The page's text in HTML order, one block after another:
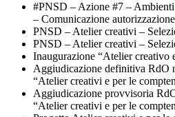
#PNSD – Azione #7 –
– Comunicazione autorizzazione
PNSD – Atelier creativi –
PNSD – Atelier creativi –
Inaugurazione “Atelier creativo
Aggiudicazione definitiva RdO
“Atelier creativi e per le
Aggiudicazione provvisoria
“Atelier creativi e per le